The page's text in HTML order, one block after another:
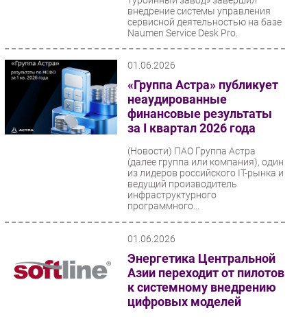
внедрение системы управления
сервисной деятельностью на базе
Naumen Service Desk Pro.
01.06.2026
«Группа Астра» публикует
неаудированные
финансовые результаты
за I квартал 2026 года
(Новости) ПАО Группа Астра
(далее группа или компания), один
из лидеров российского IT-рынка и
ведущий производитель
инфраструктурного
программного...
01.06.2026
Энергетика Центральной
Азии переходит от пилотов
к системному внедрению
цифровых моделей